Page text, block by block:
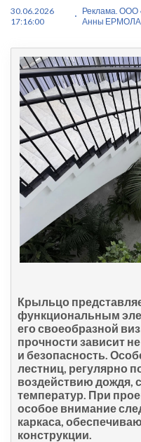
30.06.2026
17:16:00
Реклама. ООО
Анны
Крыльцо
функциональным
его своеобразной
прочности зависит
и безопасность.
лестниц, регулярно
воздействию дождя,
температур. При
особое внимание
каркаса,
конструкции.